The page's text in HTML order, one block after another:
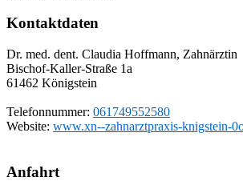
Kontaktdaten
Dr. med. dent. Claudia Hoffmann, Zahnärztin
Bischof-Kaller-Straße 1a
61462 Königstein
Telefonnummer: 061749552580
Website: www.xn--zahnarztpraxis-knigstein-
Anfahrt